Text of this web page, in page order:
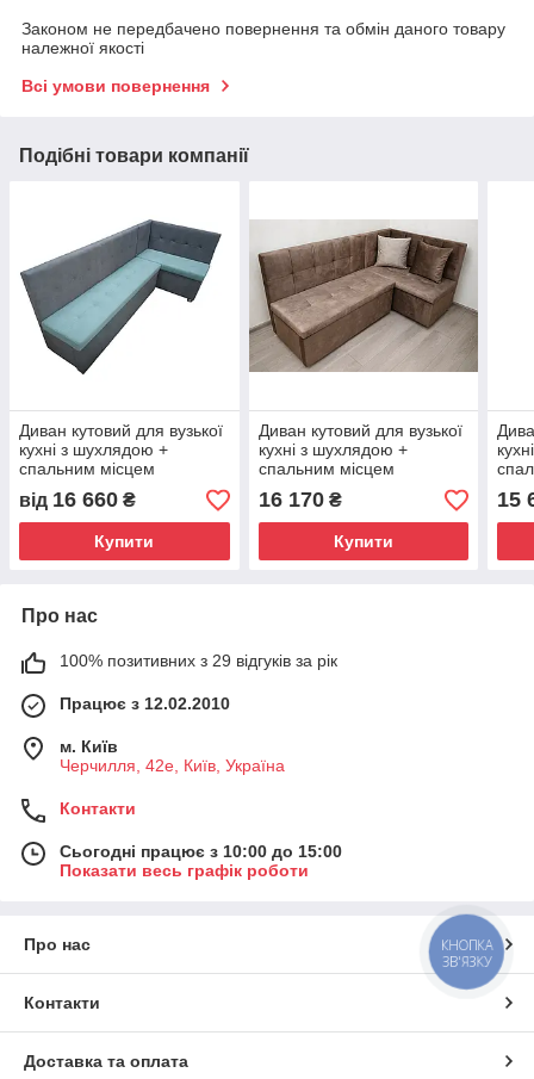
Законом не передбачено повернення та обмін даного товару
належної якості
Всі умови повернення
Подібні товари компанії
Диван кутовий для вузької
кухні з шухлядою +
спальним місцем
1050х1800 мм
від 16 660 ₴
Купити
Диван кутовий для вузької
кухні з шухлядою +
спальним місцем
1050х1800 мм
16 170₴
Купити
15
Про нас
100% позитивних з 29 відгуків за рік
Працює з 12.02.2010
м. Київ
Черчилля, 42е, Київ, Україна
Контакти
Сьогодні працює з 10:00 до 15:00
Показати весь графік роботи
Про нас
Контакти
Доставка та оплата
КНОПКА
ЗВ'ЯЗКУ